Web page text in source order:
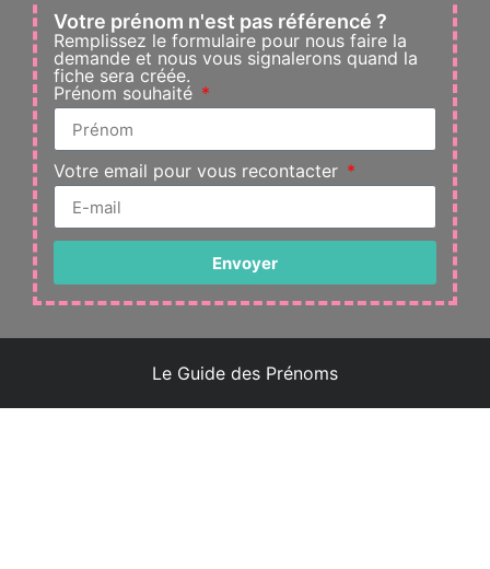
Votre prénom n'est pas référencé ?
Remplissez le formulaire pour nous faire la
demande et nous vous signalerons quand la
fiche sera créée.
Prénom souhaité
Votre email pour vous recontacter
Envoyer
Le Guide des Prénoms